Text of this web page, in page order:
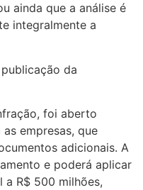
ainda que a análise é
integralmente a
da
foi aberto
empresas, que
adicionais. A
e poderá aplicar
a R$ 500 milhões,